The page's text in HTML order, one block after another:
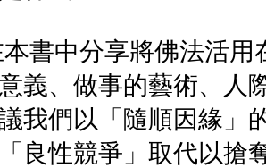
書中分享將佛法活用
義、做事的藝術、人
我們以「隨順因緣」
良性競爭」取代以搶